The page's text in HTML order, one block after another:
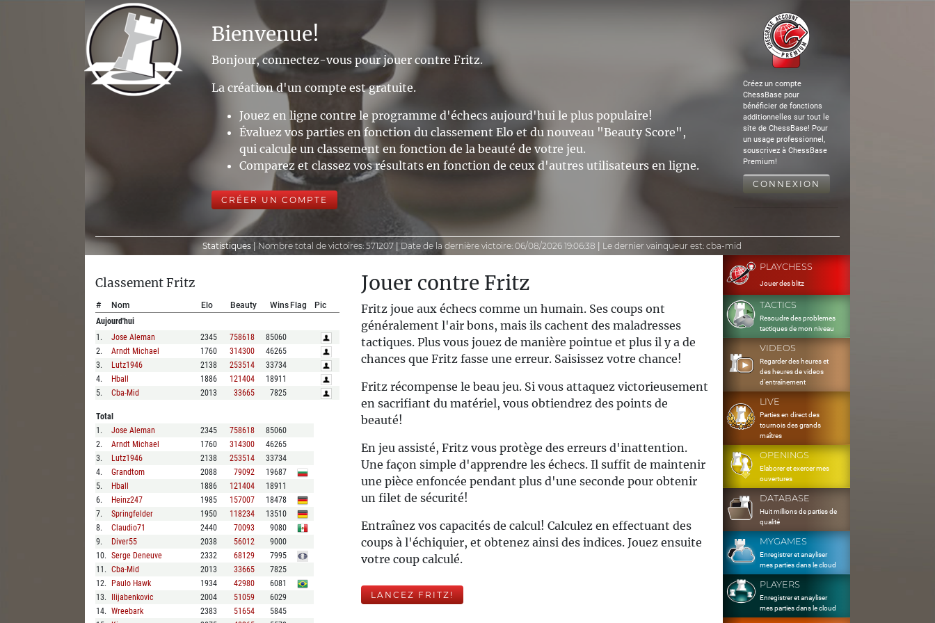
Bienvenue!
Bonjour, connectez-vous pour jouer contre Fritz.
La création d'un compte est gratuite.
Jouez en ligne contre le programme d'échecs aujourd'hui le plus populaire!
Évaluez vos parties en fonction du classement Elo et du nouveau "Beauty Score",
qui calcule un classement en fonction de la beauté de votre jeu.
Comparez et classez vos résultats en fonction de ceux d'autres utilisateurs en ligne.
CRÉER UN COMPTE
Créez un compte
ChessBase pour
bénéficier de fonctions
additionnelles sur tout le
site de ChessBase! Pour
un usage professionnel,
souscrivez à ChessBase
Premium!
CONNEXION
Statistiques | Nombre total de victoires:571207 Date de la dernière victoire:06/08/2026 19:06:38 Le dernier vainqueur est:cba-mid
Classement Fritz
# Nom Elo Beauty Wins Flag
Pic
Aujourd'hui
1 . Jose Aleman 2345 758618
85060
2. Arndt Michael 1760 314300
46265
3. Lutz1946 2138 253514
33734
4. Hball 1886 121404
18911
5. Cba-Mid 2013 33665 7825
Total
1 . Jose Aleman 2345 758618
85060
2. Arndt Michael 1760 314300
46265
3. Lutz1946 2138 253514
33734
4. Grandtom 2088 79092
19687
5. Hball 1886 121404
18911
6. Heinz247 1985 157007
18478
7. Springfelder 1950 118234
13510
8. Claudio71 2440 70093
9080
9. Diver55 2038 56012
9000
10. Serge Deneuve 2332 68129
7995
11 . Cba-Mid 2013 33665
7825
12. Paulo Hawk 1934 42980
6081
13. Ilijabenkovic 2004 51059
6029
14. Wreebark 2383 51654
5845
Jouer contre Fritz
Fritz joue aux échecs comme un humain. Ses coups ont
généralement l'air bons, mais ils cachent des maladresses
tactiques. Plus vous jouez de manière pointue et plus il y a de
chances que Fritz fasse une erreur. Saisissez votre chance!
Fritz récompense le beau jeu. Si vous attaquez victorieusement
en sacrifiant du matériel, vous obtiendrez des points de
beauté!
En jeu assisté, Fritz vous protège des erreurs d'inattention.
Une façon simple d'apprendre les échecs. Il suffit de maintenir
une pièce enfoncée pendant plus d'une seconde pour obtenir
un filet de sécurité!
Entraînez vos capacités de calcul! Calculez en effectuant des
coups à l'échiquier, et obtenez ainsi des indices. Jouez ensuite
votre coup calculé.
LANCEZ FRITZ!
PLAYCHESS
Jouer des blitz
TACTICS
Resoudre des problemes
tactiques de mon niveau
VIDEOS
Regarder des heures et
des heures de videos
d'entraînement
LIVE
Parties en direct des
tournois des grands
maîtres
OPENINGS
Elaborer et exercer mes
ouvertures
DATABASE
Huit millions de parties de
qualité
MYGAMES
Enregistrer et anayliser
mes parties dans le cloud
PLAYERS
Enregistrer et anayliser
mes parties dans le cloud